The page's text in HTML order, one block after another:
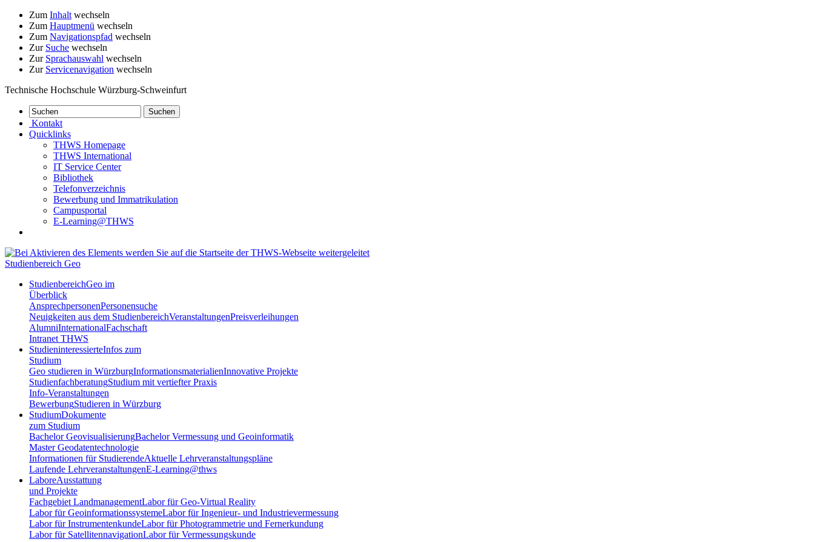
Zum Inhalt wechseln
Zum Hauptmenü wechseln
Zum Navigationspfad wechseln
Zur Suche wechseln
Zur Sprachauswahl wechseln
Zur Servicenavigation wechseln
Technische Hochschule Würzburg-Schweinfurt
Kontakt
Quicklinks
THWS Homepage
THWS International
IT Service Center
Bibliothek
Telefonverzeichnis
Bewerbung und Immatrikulation
Campusportal
E-Learning@THWS
Studienbereich Geo
StudienbereichGeo im
Überblick
AnsprechpersonenPersonensuche
Neuigkeiten aus dem StudienbereichVeranstaltungenPreisverleihungen
AlumniInternationalFachschaft
Intranet THWS
StudieninteressierteInfos zum
Studium
Geo studieren in WürzburgInformationsmaterialienInnovative Projekte
StudienfachberatungStudium mit vertiefter Praxis
Info-Veranstaltungen
BewerbungStudieren in Würzburg
StudiumDokumente
zum Studium
Bachelor GeovisualisierungBachelor Vermessung und Geoinformatik
Master Geodatentechnologie
Informationen für StudierendeAktuelle Lehrveranstaltungspläne
Laufende LehrveranstaltungenE-Learning@thws
LaboreAusstattung
und Projekte
Fachgebiet LandmanagementLabor für Geo-Virtual Reality
Labor für GeoinformationssystemeLabor für Ingenieur- und Industrievermessung
Labor für InstrumentenkundeLabor für Photogrammetrie und Fernerkundung
Labor für SatellitennavigationLabor für Vermessungskunde